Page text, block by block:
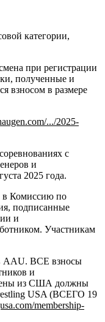
категории,
при регистрации
полученные и
взносом в размере
.../2025-
с
и
2025 года.
в Комиссию по
подписанные
и
Участникам
AAU. ВСЕ взносы
и
из США должны
USA (ВСЕГО 19
membership-